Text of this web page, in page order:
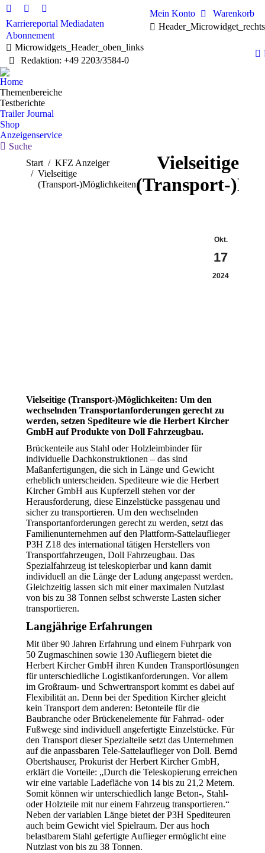
Linkedin
page
opens
in
new
window
Facebook
page
opens
in
new
X
page
opens
in
new
Karriereportal Mediadaten
Abonnement
Microwidgets_Header_oben_links
Redaktion: +49 2203/3584-0
Mein Konto
Warenkorb
Home
Themenbereiche
Testberichte
Trailer Journal
Shop
Anzeigenservice
Search:
Suche
Sie befinden sich hier:
Start
KFZ Anzeiger
Vielseitige
(Transport-)Möglichkeiten
Vielseitige
(Transport-
Okt.
17
2024
Vielseitige (Transport-)Möglichkeiten: Um den
wechselnden Transportanforderungen gerecht zu
werden, setzen Spediteure wie die Herbert Kircher
GmbH auf Produkte von Doll Fahrzeugbau.
Brückenteile aus Stahl oder Holzleimbinder für
individuelle Dachkonstruktionen – das sind
Maßanfertigungen, die sich in Länge und Gewicht
erheblich unterscheiden. Spediteure wie die Herbert
Kircher GmbH aus Kupferzell stehen vor der
Herausforderung, diese Einzelstücke passgenau und
sicher zu transportieren. Um den wechselnden
Transportanforderungen gerecht zu werden, setzt das
Familienunternehmen auf den Plattform-Sattelauflieger
P3H Z18 des international tätigen Herstellers von
Transportfahrzeugen, Doll Fahrzeugbau. Das
Spezialfahrzeug ist teleskopierbar und kann damit
individuell an die Länge der Ladung angepasst werden.
Gleichzeitig lassen sich mit einer maximalen Nutzlast
von bis zu 38 Tonnen selbst schwerste Lasten sicher
transportieren.
Langjährige Erfahrungen
Mit über 90 Jahren Erfahrung und einem Fuhrpark von
50 Zugmaschinen sowie 130 Aufliegern bietet die
Herbert Kircher GmbH ihren Kunden Transportlösungen
für unterschiedliche Logistikanforderungen. Vor allem
im Großraum- und Schwertransport kommt es dabei auf
Flexibilität an. Denn bei der Spedition Kircher gleicht
kein Transport dem anderen: Betonteile für die
Baubranche oder Brückenelemente für Fahrrad- oder
Fußwege sind individuell angefertigte Einzelstücke. Für
den Transport dieser Spezialteile setzt das Unternehmen
auf die anpassbaren Tele-Sattelauflieger von Doll. Bernd
Obertshauser, Prokurist der Herbert Kircher GmbH,
erklärt die Vorteile: „Durch die Teleskopierung erreichen
wir eine variable Ladefläche von 14 bis zu 21,2 Metern.
Somit können wir unterschiedlich lange Beton-, Stahl-
oder Holzteile mit nur einem Fahrzeug transportieren.“
Neben der variablen Länge bietet der P3H Spediteuren
auch beim Gewicht viel Spielraum. Der aus hoch
belastbarem Stahl gefertigte Auflieger ermöglicht eine
Nutzlast von bis zu 38 Tonnen.